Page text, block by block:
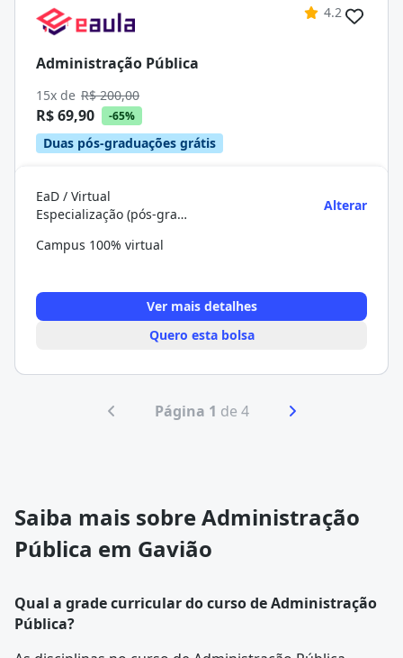
4.2
Administração Pública
15x de R$ 200,00
R$ 69,90 -65%
Duas pós-graduações grátis
EaD / Virtual
Especialização (pós-graduação)
Alterar
Campus 100% virtual
Ver mais detalhes
Quero esta bolsa
Página 1 de 4
Saiba mais sobre Administração
Pública em Gavião
Qual a grade curricular do curso de Administração
Pública?